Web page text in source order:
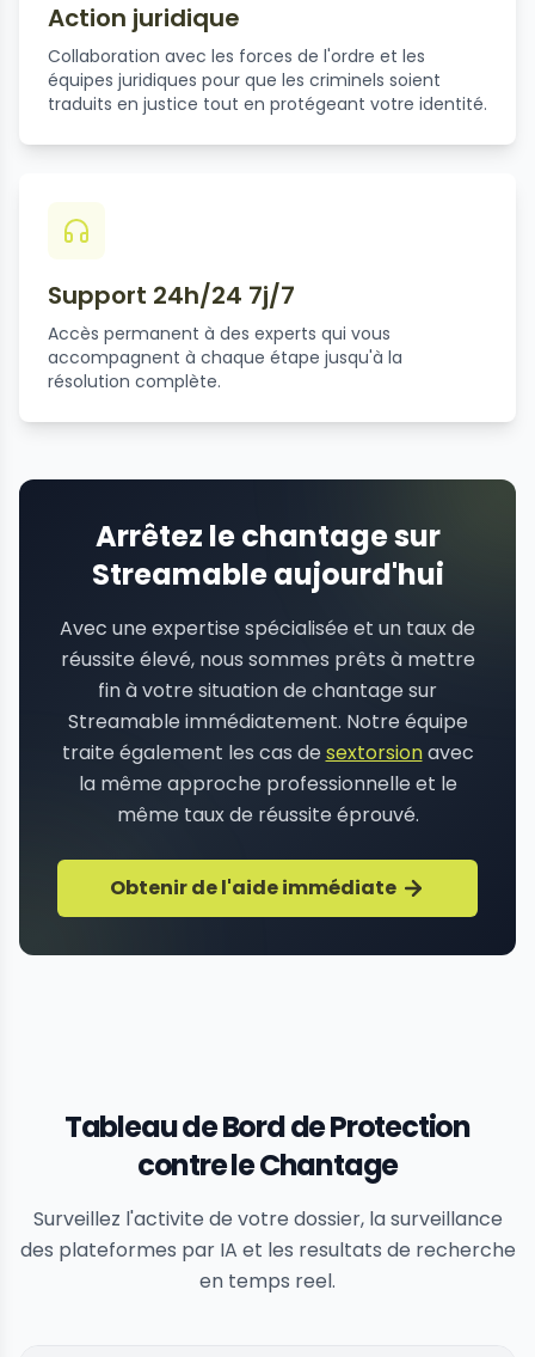
Action juridique
Collaboration avec les forces de l'ordre et les
équipes juridiques pour que les criminels soient
traduits en justice tout en protégeant votre identité.
Support 24h/24 7j/7
Accès permanent à des experts qui vous
accompagnent à chaque étape jusqu'à la
résolution complète.
Arrêtez le chantage sur
Streamable aujourd'hui
Avec une expertise spécialisée et un taux de
réussite élevé, nous sommes prêts à mettre
fin à votre situation de chantage sur
Streamable immédiatement. Notre équipe
traite également les cas de sextorsionavec
la même approche professionnelle et le
même taux de réussite éprouvé.
Obtenir de l'aide immédiate
Tableau de Bord de Protection
contre le Chantage
Surveillez l'activite de votre dossier, la surveillance
des plateformes par IA et les resultats de recherche
en temps reel.